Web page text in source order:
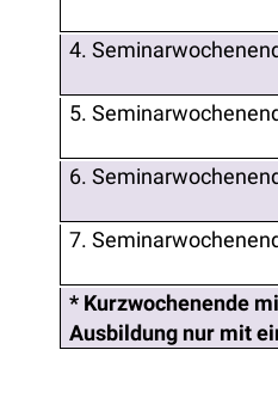
4.
5.
6.
7.
* Kurzwochenende
Ausbildung nur mit